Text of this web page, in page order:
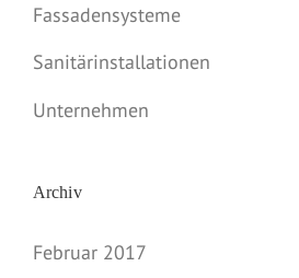
Fassadensysteme
Sanitärinstallationen
Unternehmen
Archiv
Februar 2017